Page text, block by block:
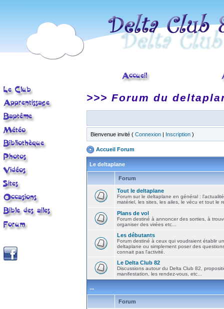
>>> Forum du
Bienvenue invité ( Connexion | Inscription )
Accueil Forum
Le deltaplane
Forum
Tout le deltaplane
Forum sur le deltaplane en général :
matériel, les sites, les ailes, le vécu et tout le
Plans de vol
Forum destiné à annoncer des sorties, à
organiser des virées etc...
Les débutants
Forum destiné à ceux qui voudraient établir
deltaplane ou simplement poser des
connait pas l'activité.
Le Delta Club 82
Discussions autour du Delta Club 82,
manifestation, les rendez-vous, etc...
...
Forum